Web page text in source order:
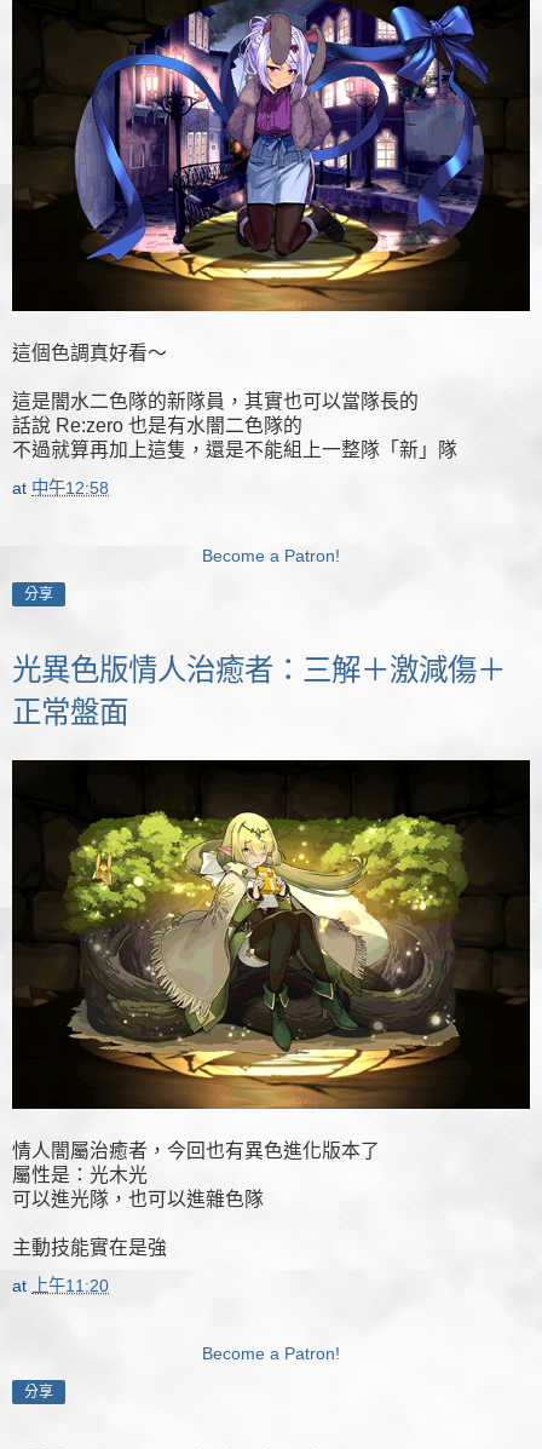
這個色調真好看～
這是闇水二色隊的新隊員，其實也可以當隊長的
話說 Re:zero 也是有水闇二色隊的
不過就算再加上這隻，還是不能組上一整隊「新」隊
at 中午12:58
Become a Patron!
分享
光異色版情人治癒者：三解＋激減傷＋
正常盤面
情人闇屬治癒者，今回也有異色進化版本了
屬性是：光木光
可以進光隊，也可以進雜色隊
主動技能實在是強
at 上午11:20
Become a Patron!
分享